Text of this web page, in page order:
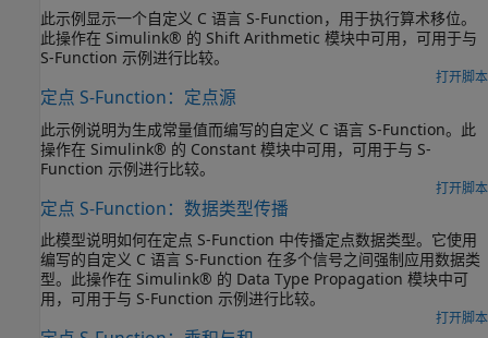
此示例显示一个自定义 C 语言 S-Function，用于执行算术移位。
此操作在 Simulink® 的 Shift Arithmetic 模块中可用，可用于与
S-Function 示例进行比较。
打开脚本
定点 S-Function：定点源
此示例说明为生成常量值而编写的自定义 C 语言 S-Function。此
操作在 Simulink® 的 Constant 模块中可用，可用于与 S-
Function 示例进行比较。
打开脚本
定点 S-Function：数据类型传播
此模型说明如何在定点 S-Function 中传播定点数据类型。它使用
编写的自定义 C 语言 S-Function 在多个信号之间强制应用数据类
型。此操作在 Simulink® 的 Data Type Propagation 模块中可
用，可用于与 S-Function 示例进行比较。
打开脚本